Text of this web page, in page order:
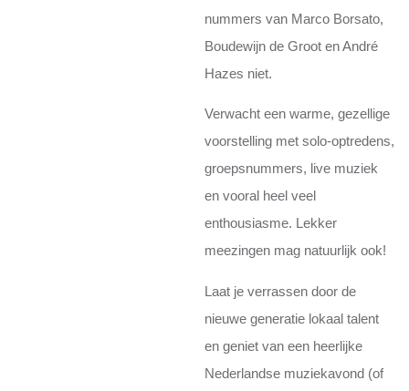
nummers van Marco Borsato,
Boudewijn de Groot en André
Hazes niet.
Verwacht een warme, gezellige
voorstelling met solo-optredens,
groepsnummers, live muziek
en vooral heel veel
enthousiasme. Lekker
meezingen mag natuurlijk ook!
Laat je verrassen door de
nieuwe generatie lokaal talent
en geniet van een heerlijke
Nederlandse muziekavond (of